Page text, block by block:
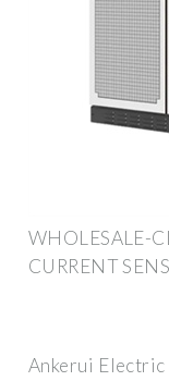
WHOLESALE-
CURRENT
Ankerui Electric